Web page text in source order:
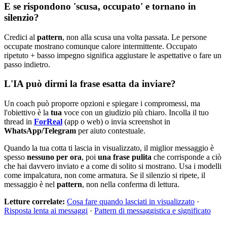
E se rispondono 'scusa, occupato' e tornano in
silenzio?
Credici al pattern, non alla scusa una volta passata. Le persone
occupate mostrano comunque calore intermittente. Occupato
ripetuto + basso impegno significa aggiustare le aspettative o fare un
passo indietro.
L'IA può dirmi la frase esatta da inviare?
Un coach può proporre opzioni e spiegare i compromessi, ma
l'obiettivo è la tua voce con un giudizio più chiaro. Incolla il tuo
thread in ForReal (app o web) o invia screenshot in
WhatsApp/Telegram per aiuto contestuale.
Quando la tua cotta ti lascia in visualizzato, il miglior messaggio è
spesso nessuno per ora, poi una frase pulita che corrisponde a ciò
che hai davvero inviato e a come di solito si mostrano. Usa i modelli
come impalcatura, non come armatura. Se il silenzio si ripete, il
messaggio è nel pattern, non nella conferma di lettura.
Letture correlate: Cosa fare quando lasciati in visualizzato ·
Risposta lenta ai messaggi · Pattern di messaggistica e significato